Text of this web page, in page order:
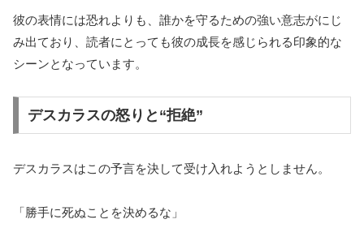
彼の表情には恐れよりも、誰かを守るための強い意志がにじ
み出ており、読者にとっても彼の成長を感じられる印象的な
シーンとなっています。
デスカラスの怒りと“拒絶”
デスカラスはこの予言を決して受け入れようとしません。
「勝手に死ぬことを決めるな」